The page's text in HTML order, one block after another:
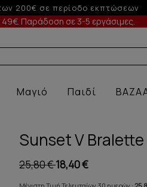
άνω των 200€
Παράδοση σε 3-5 εργάσιμες.
Μαγιό Παιδί
Sunset V
25,80 €18,40 €